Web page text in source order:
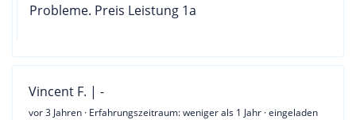
Probleme. Preis Leistung 1a
Vincent F. | -
vor 3 Jahren · Erfahrungszeitraum: weniger als 1 Jahr · eingeladen